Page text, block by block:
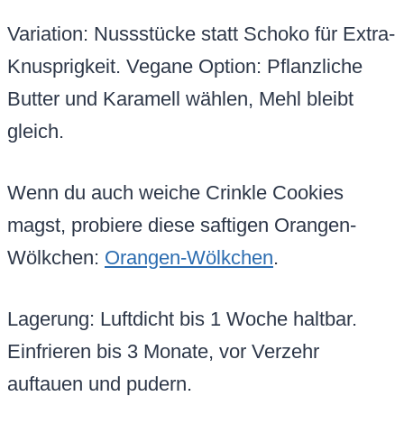
Variation: Nussstücke statt Schoko für Extra-
Knusprigkeit. Vegane Option: Pflanzliche
Butter und Karamell wählen, Mehl bleibt
gleich.
Wenn du auch weiche Crinkle Cookies
magst, probiere diese saftigen Orangen-
Wölkchen: Orangen-Wölkchen.
Lagerung: Luftdicht bis 1 Woche haltbar.
Einfrieren bis 3 Monate, vor Verzehr
auftauen und pudern.